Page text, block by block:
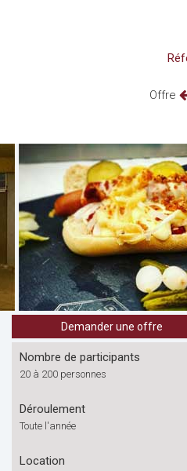
Offre
Demander une offre
Nombre de participants
20 à 200 personnes
Déroulement
Toute l'année
Location